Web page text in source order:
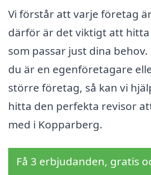
Vi förstår att varje företag
därför är det viktigt att
som passar just dina
du är en egenföretagare
större företag, så kan vi
hitta den perfekta revisor
med i Kopparberg.
Få 3 erbjudanden, gratis